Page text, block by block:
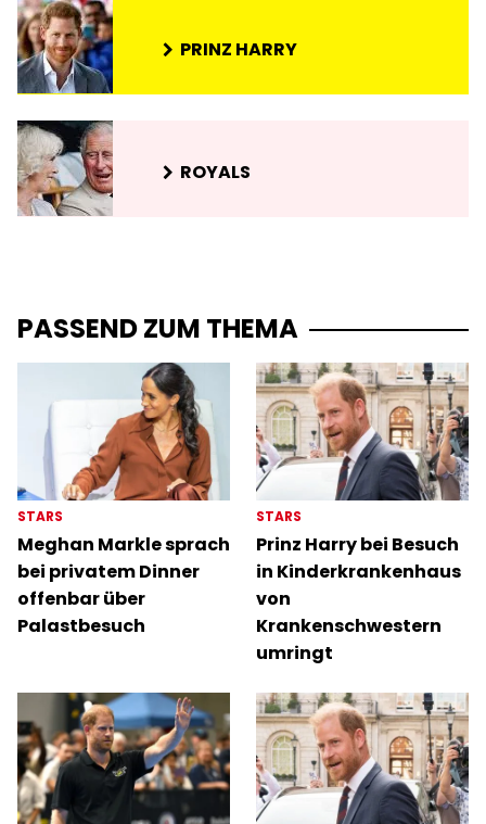
PRINZ HARRY
ROYALS
PASSEND ZUM THEMA
STARS
Meghan Markle sprach
bei privatem Dinner
offenbar über
Palastbesuch
STARS
Prinz Harry bei Besuch
in Kinderkrankenhaus
von
Krankenschwestern
umringt